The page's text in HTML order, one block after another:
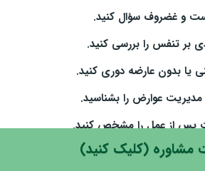
و غضروف سؤال کنید.
بر تنفس را بررسی کنید.
یا بدون عارضه دوری کنید.
عوارض را بشناسید.
پس از عمل را مشخص کنید.
شما از فانتزی را درک کرده است.
مشاوره (کلیک کنید)